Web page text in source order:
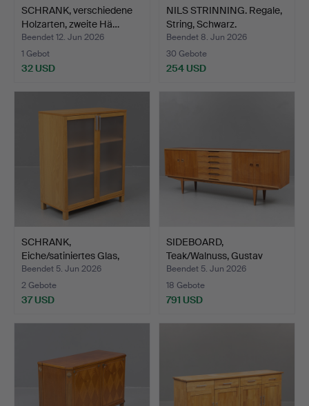
SCHRANK, verschiedene
Holzarten, zweite Hä…
Beendet 12. Jun 2026
1 Gebot
32 USD
NILS STRINNING. Regale,
String, Schwarz.
Beendet 8. Jun 2026
30 Gebote
254 USD
SCHRANK,
Eiche/satiniertes Glas,
"Azarro",…
Beendet 5. Jun 2026
2 Gebote
37 USD
SIDEBOARD,
Teak/Walnuss, Gustav
Bahus, Ber…
Beendet 5. Jun 2026
18 Gebote
791 USD